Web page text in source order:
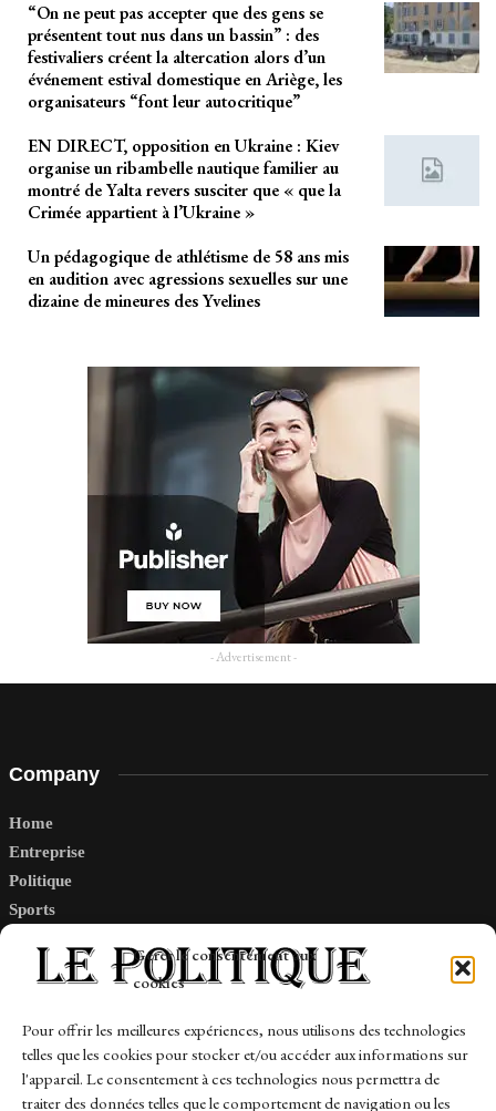
Gérer le consentement aux
cookies
Pour offrir les meilleures expériences, nous utilisons des technologies
telles que les cookies pour stocker et/ou accéder aux informations sur
l'appareil. Le consentement à ces technologies nous permettra de
traiter des données telles que le comportement de navigation ou les
“On ne peut pas accepter que des gens se
présentent tout nus dans un bassin” : des
festivaliers créent la altercation alors d’un
événement estival domestique en Ariège, les
organisateurs “font leur autocritique”
EN DIRECT, opposition en Ukraine : Kiev
organise un ribambelle nautique familier au
montré de Yalta revers susciter que « que la
Crimée appartient à l’Ukraine »
Un pédagogique de athlétisme de 58 ans mis
en audition avec agressions sexuelles sur une
dizaine de mineures des Yvelines
- Advertisement -
Company
Home
Entreprise
Politique
Sports
Links